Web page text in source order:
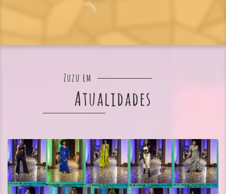
Zuzu em
Atualidades